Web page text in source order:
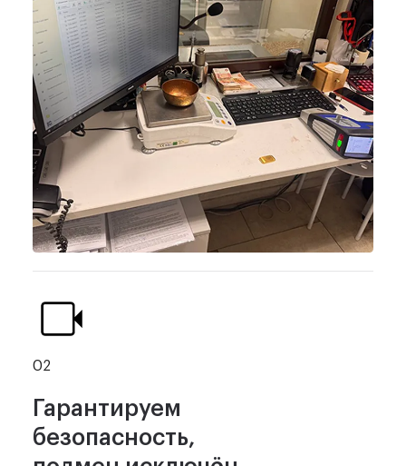
02
Гарантируем
безопасность,